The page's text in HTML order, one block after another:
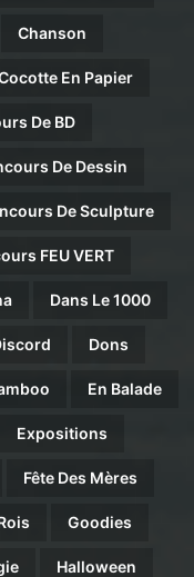
Chanson
En Papier
De BD
De Dessin
De Sculpture
FEU VERT
Dans Le 1000
Dons
En Balade
Expositions
Fête Des Mères
Goodies
Halloween